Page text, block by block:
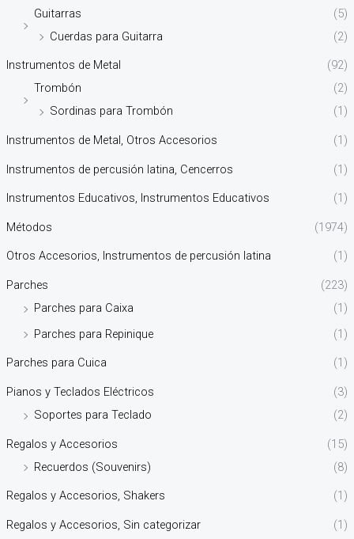
Guitarras
(5)
Cuerdas para Guitarra
(2)
Instrumentos de Metal
(92)
Trombón
(2)
Sordinas para Trombón
(1)
Instrumentos de Metal, Otros Accesorios (1)
Instrumentos de percusión latina, Cencerros (1)
Instrumentos Educativos, Instrumentos Educativos (1)
Métodos (1974)
Otros Accesorios, Instrumentos de percusión latina (1)
Parches
(223)
Parches para Caixa
(1)
Parches para Repinique
(1)
Parches para Cuica (1)
Pianos y Teclados Eléctricos
(3)
Soportes para Teclado
(2)
Regalos y Accesorios
(15)
Recuerdos (Souvenirs)
(8)
Regalos y Accesorios, Shakers (1)
Regalos y Accesorios, Sin categorizar (1)